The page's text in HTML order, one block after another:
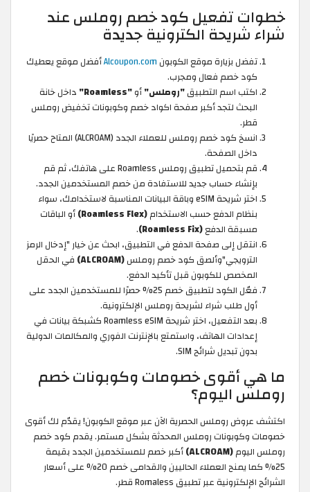
خطوات تفعيل كود خصم روملس عند
شراء شريحة الكترونية جديدة
تفضل بزيارة موقع الكوبون Alcoupon.comأفضل موقع يعطيك
كود خصم فعال ومجرب.
اكتب اسم التطبيق"روملس"أو"Roamless"
داخل خانة
البحث لتجد أكبر صفحة اكواد خصم وكوبونات تخفيض روملس
قطر.
انسخ كود خصم روملس للعملاء الجدد (ALCROAM) المتاح حصريًا
داخل الصفحة.
قم بتحميل تطبيق روملس Roamless على هاتفك، ثم قم
بإنشاء حساب جديد للاستفادة من خصم المستخدمين الجدد.
اختر شريحة eSIM وباقة البيانات المناسبة لاستخدامك، سواء
بنظام الدفع حسب الاستخدام(Roamless Flex)
أو الباقات
مسبقة الدفع(Roamless Fix)
.
انتقل إلى صفحة الدفع في التطبيق، ابحث عن خيار "إدخال الرمز
الترويجي"وألصق كود خصم روملس(ALCROAM)
في الحقل
المخصص للكوبون قبل تأكيد الدفع.
فعّل الكود لتطبيق خصم 25% حصرًا للمستخدمين الجدد على
أول طلب شراء لشريحة روملس الإلكترونية.
بعد التفعيل، اختر شريحة Roamless eSIM كشبكة بيانات في
إعدادات الهاتف، واستمتع بالإنترنت الفوري والمكالمات الدولية
بدون تبديل شرائح SIM.
ما هي أقوى خصومات وكوبونات خصم
روملس اليوم؟
اكتشف عروض روملس الحصرية الآن عبر موقع الكوبون! يقدّم لك أقوى
خصومات وكوبونات روملس المحدثة بشكل مستمر. يقدم كود خصم
روملس اليوم(ALCROAM)
أكبر خصم للمستخدمين الجدد بقيمة
25% كما يمنح العملاء الحاليين والقدامى خصم 20% على أسعار
الشرائح الإلكترونية عبر تطبيق Romaless قطر.